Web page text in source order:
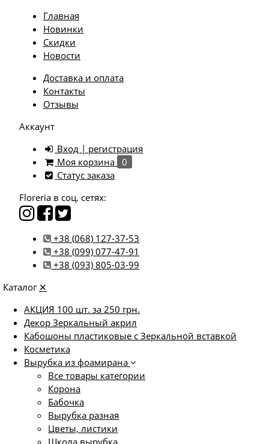
Главная
Новинки
Скидки
Новости
Доставка и оплата
Контакты
Отзывы
Аккаунт
Вход | регистрация
Моя корзина
0
Статус заказа
Floreria в соц. сетях:
+38 (068) 127-37-53
+38 (099) 077-47-91
+38 (093) 805-03-99
Каталог ✕
АКЦИЯ 100 шт. за 250 грн.
Декор Зеркальный акрил
Кабошоны пластиковые с Зеркальной вставкой
Косметика
Вырубка из фоамирана
Все товары категории
Корона
Бабочка
Вырубка разная
Цветы, листики
Школа вырубка